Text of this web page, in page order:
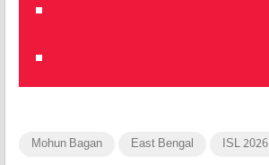
Mohun Bagan East Bengal ISL 2026